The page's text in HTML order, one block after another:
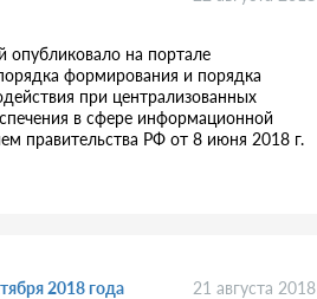
опубликовало на портале
формирования и порядка
при централизованных
в сфере информационной
правительства РФ ‎от 8 июня 2018 г.
2018 года 21 августа 2018